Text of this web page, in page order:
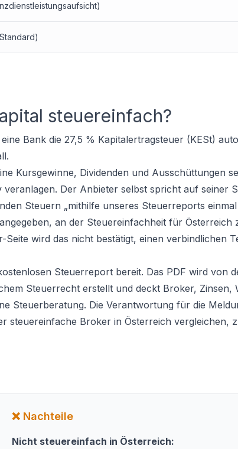
steuereinfach?
Bank die 27,5 % Kapitalertragsteuer (KESt)
Kursgewinne, Dividenden und Ausschüttungen
Der Anbieter selbst spricht auf seiner
Steuern „mithilfe unseres Steuerreports
angegeben, an der Steuereinfachheit für Österreich
wird das nicht bestätigt, einen verbindlichen
Steuerreport bereit. Das PDF wird von
Steuerrecht erstellt und deckt Broker, Zinsen,
Steuerberatung. Die Verantwortung für die
steuereinfache Broker in Österreich vergleichen,
❌ Nachteile
Nicht steuereinfach in Österreich: